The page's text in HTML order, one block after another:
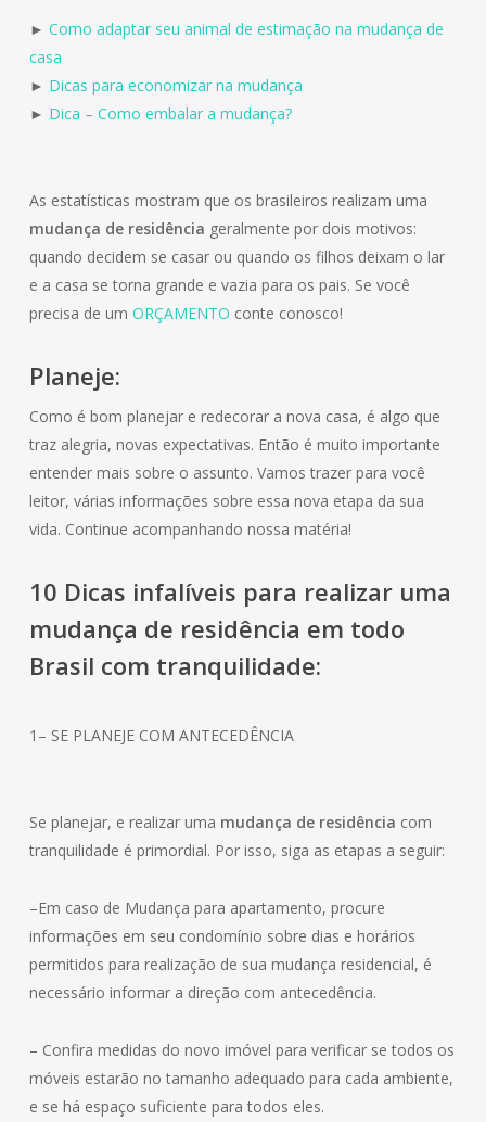
► Como adaptar seu animal de estimação na mudança de
casa
► Dicas para economizar na mudança
► Dica – Como embalar a mudança?
As estatísticas mostram que os brasileiros realizam uma
mudança de residência geralmente por dois motivos:
quando decidem se casar ou quando os filhos deixam o lar
e a casa se torna grande e vazia para os pais. Se você
precisa de um ORÇAMENTO conte conosco!
Planeje:
Como é bom planejar e redecorar a nova casa, é algo que
traz alegria, novas expectativas. Então é muito importante
entender mais sobre o assunto. Vamos trazer para você
leitor, várias informações sobre essa nova etapa da sua
vida. Continue acompanhando nossa matéria!
10 Dicas infalíveis para realizar uma
mudança de residência em todo
Brasil com tranquilidade:
1– SE PLANEJE COM ANTECEDÊNCIA
Se planejar, e realizar uma mudança de residência com
tranquilidade é primordial. Por isso, siga as etapas a seguir:
–Em caso de Mudança para apartamento, procure
informações em seu condomínio sobre dias e horários
permitidos para realização de sua mudança residencial, é
necessário informar a direção com antecedência.
– Confira medidas do novo imóvel para verificar se todos os
móveis estarão no tamanho adequado para cada ambiente,
e se há espaço suficiente para todos eles.